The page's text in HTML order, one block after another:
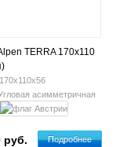
TERRA 170x110
асимметричная
руб. Подробнее